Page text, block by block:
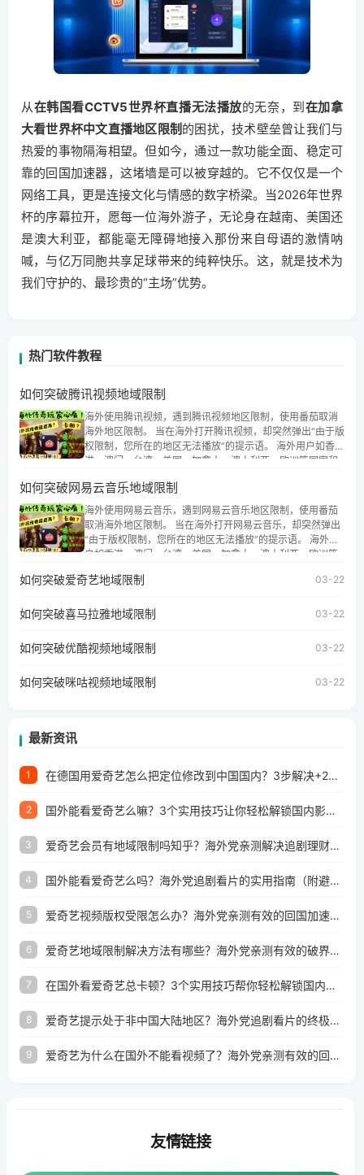
从在韩国看CCTV5世界杯直播无法播放的无奈，到 在加拿
大看世界杯中文直播地区限制 的困扰，技术壁垒曾让我们与
热爱的事物隔海相望。但如今，通过一款功能全面、稳定可
靠的回国加速器，这堵墙是可以被穿越的。它不仅仅是一个
网络工具，更是连接文化与情感的数字桥梁。当2026年世界
杯的序幕拉开，愿每一位海外游子，无论身在越南、美国还
是澳大利亚，都能毫无障碍地接入那份来自母语的激情呐
喊，与亿万同胞共享足球带来的纯粹快乐。这，就是技术为
我们守护的、最珍贵的“主场”优势。
热门软件教程
如何突破腾讯视频地域限制
海外使用腾讯视频，遇到腾讯视频地区限制，使用番茄取消
海外地区限制。 当在海外打开腾讯视频，却突然弹出“由于版
权限制，您所在的地区无法播放”的提示语。 海外用户如香
港、澳门、台湾、美国、加拿大、澳大利亚、欧洲等国家和
权限制问题，且仅能在中国大陆地区播放。 遇到这个问题的
朋友们，使用番茄回国加速器，即可解决「海外用户收听腾
讯视频地区版权限制」的问题，无论人在香港、澳门、台
湾、美国、加拿大、澳大利亚、欧洲等国家和地区工作、留
学、定居等，都可以使用，不再因地区和版权限制所困扰。
如何突破网易云音乐地域限制
海外使用网易云音乐，遇到网易云音乐地区限制，使用番茄
取消海外地区限制。 当在海外打开网易云音乐，却突然弹出
“由于版权限制，您所在的地区无法播放”的提示语。 海外用
户如香港、澳门、台湾、美国、加拿大、澳大利亚、欧洲等
地区及版权限制问题，且仅能在中国大陆地区播放。 遇到这
户收听网易云音乐地区版权限制」的问题，无论人在香港、
工作、留学、定居等，都可以使用，不再因地区和版权限制
所困扰。
如何突破爱奇艺地域限制 03-22
如何突破喜马拉雅地域限制 03-22
如何突破优酷视频地域限制 03-22
如何突破咪咕视频地域限制 03-22
最新资讯
1 在德国用爱奇艺怎么把定位修改到中国国内？3步解决+2个实用场景分享
2 国外能看爱奇艺么嘛？3个实用技巧让你轻松解锁国内影视（附越南华数TV定位修改+网易云海外收费解析）
3 爱奇艺会员有地域限制吗知乎？海外党亲测解决追剧理财双难题的加速器攻略
4 国外能看爱奇艺么吗？海外党追剧看片的实用指南（附避坑技巧）
5 爱奇艺视频版权受限怎么办？海外党亲测有效的回国加速器选择指南
6 爱奇艺地域限制解决方法有哪些？海外党亲测有效的破界指南
7 在国外看爱奇艺总卡顿？3个实用技巧帮你轻松解锁国内影音与生活服务
8 爱奇艺提示处于非中国大陆地区？海外党追剧看片的终极解决方案来了
9 爱奇艺为什么在国外不能看视频了？海外党亲测有效的回国加速方案来了
友情链接